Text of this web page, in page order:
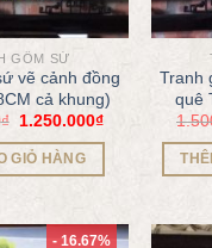
GỐM SỨ
vẽ cảnh đồng
cả khung)
₫ 1.250.000₫
GIỎ HÀNG
Tranh
quê
- 16.67%